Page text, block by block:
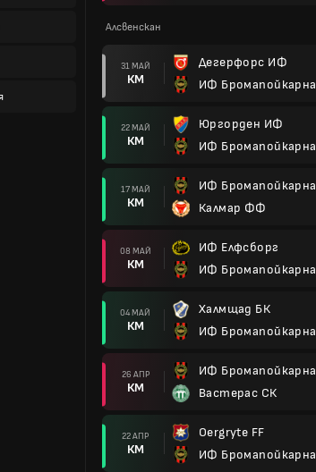
Алсвенскан
31 МАЙ
КМ
Дегерфорс ИФ
ИФ Бромапойкарна
22 МАЙ
КМ
Юргорден ИФ
ИФ Бромапойкарна
17 МАЙ
КМ
ИФ Бромапойкарна
Калмар ФФ
08 МАЙ
КМ
ИФ Елфсборг
ИФ Бромапойкарна
04 МАЙ
КМ
Халмщад БК
ИФ Бромапойкарна
26 АПР
КМ
ИФ Бромапойкарна
Вастерас СК
22 АПР
КМ
Oergryte FF
ИФ Бромапойкарна